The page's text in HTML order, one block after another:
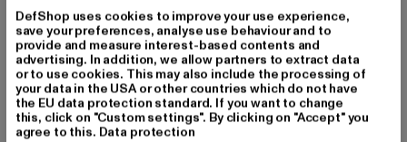
-50% -60%
DefShop uses cookies to improve your use experience,
save your preferences, analyse use behaviour and to
provide and measure interest-based contents and
advertising. In addition, we allow partners to extract data
or to use cookies. This may also include the processing of
your data in the USA or other countries which do not have
the EU data protection standard. If you want to change
this, click on "Custom settings". By clicking on "Accept" you
agree to this. Data protection